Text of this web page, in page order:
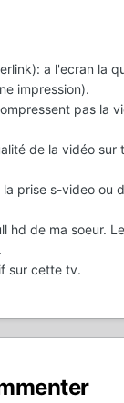
a l'ecran la
impression).
pas la
de la vidéo sur
prise s-video ou
hd de ma soeur.
sur cette tv.